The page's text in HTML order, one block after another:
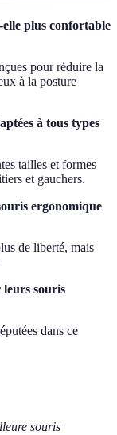
plus confortable
pour réduire la
à la posture
à tous types
tailles et formes
et gauchers.
ergonomique
de liberté, mais
leurs souris
dans ce
souris